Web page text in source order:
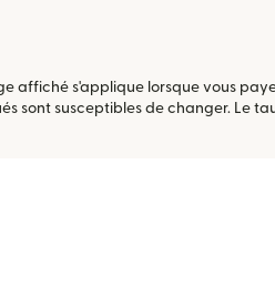
affiché s'applique lorsque vous
sont susceptibles de changer. Le